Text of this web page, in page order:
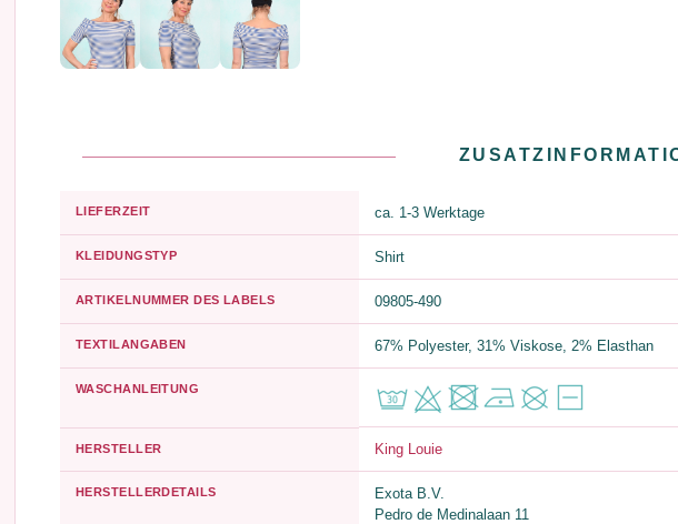
LIEFERZEIT ca. 1-3 Werktage
KLEIDUNGSTYP Shirt
ARTIKELNUMMER DES LABELS 09805-490
TEXTILANGABEN 67% Polyester, 31% Viskose, 2% Elasthan
WASCHANLEITUNG
HERSTELLER King Louie
HERSTELLERDETAILS
Exota B.V.
Pedro de Medinalaan 11